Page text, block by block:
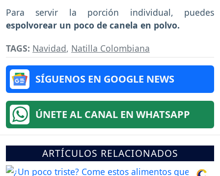
Para servir la porción individual, puedes
espolvorear un poco de canela en polvo.
TAGS: Navidad, Natilla Colombiana
SÍGUENOS EN GOOGLE NEWS
ÚNETE AL CANAL EN WHATSAPP
ARTÍCULOS RELACIONADOS